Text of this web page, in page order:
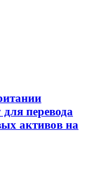
перевода
активов на